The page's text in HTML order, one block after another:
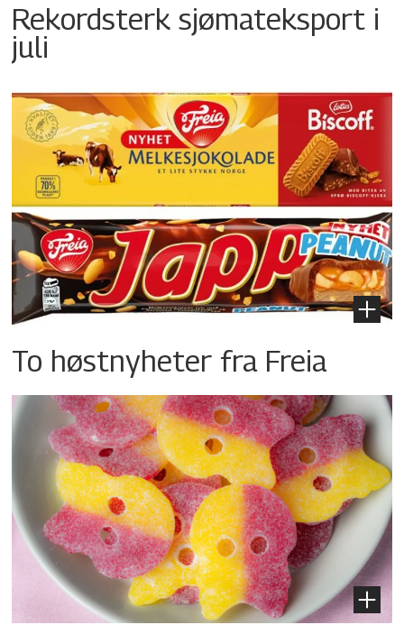
Rekordsterk sjømateksport i
juli
To høstnyheter fra Freia